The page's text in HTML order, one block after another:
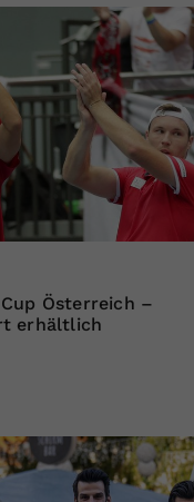
Österreich –
erhältlich